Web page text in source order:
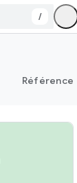
/
Référence